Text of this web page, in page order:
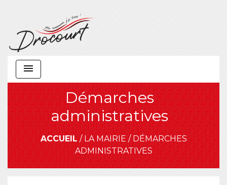
menu
Démarches
administratives
ACCUEIL/LA MAIRIE/DÉMARCHES
ADMINISTRATIVES